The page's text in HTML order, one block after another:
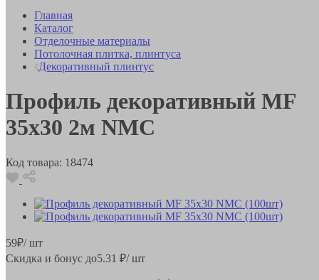
Главная
Каталог
Отделочные материалы
Потолочная плитка, плинтуса
Декоративный плинтус
Профиль декоративный MF
35х30 2м NMC
Код товара: 18474
59₽/ шт
Скидка и бонус до5.31 ₽/ шт